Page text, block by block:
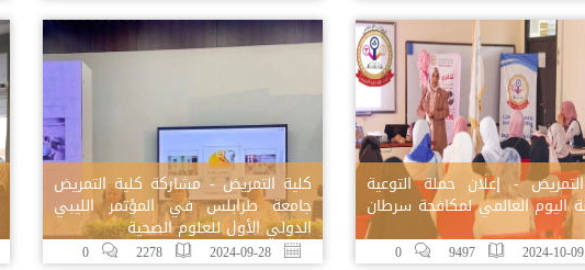
- إعلان حملة التوعية
اليوم العالمي لمكافحة سرطان
كلية التمريض - مشاركة كلية التمريض
جامعة طرابلس في المؤتمر الليبي
الدولي الأول للعلوم الصحية